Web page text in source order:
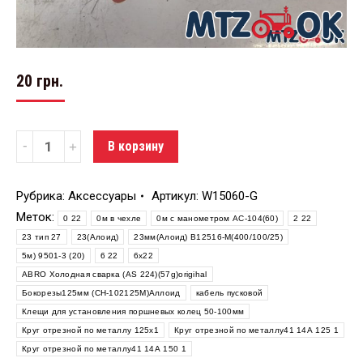
20 грн.
Количество В корзину
Рубрика: Аксессуары Артикул: W15060-G
Меток:
0 22 0м в чехле 0м с манометром АС-104(60) 2 22
23 тип 27 23(Алоид) 23мм(Алоид) В12516-М(400/100/25)
5м) 9501-3 (20) 6 22 6х22
ABRO Холодная сварка (AS 224)(57g)origihal
Бокорезы125мм (СН-102125М)Аллоид кабель пусковой
Клещи для установления поршневых колец 50-100мм
Круг отрезной по металлу 125х1 Круг отрезной по металлу41 14А 125 1
Круг отрезной по металлу41 14А 150 1